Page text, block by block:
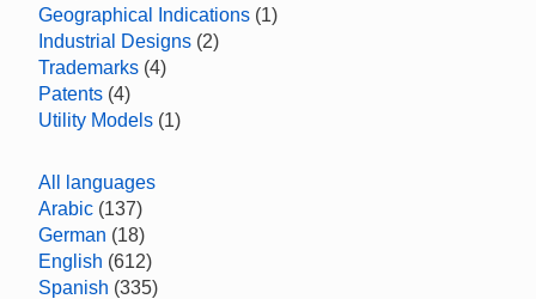
Geographical Indications (1)
Industrial Designs (2)
Trademarks (4)
Patents (4)
Utility Models (1)
All languages
Arabic (137)
German (18)
English (612)
Spanish (335)